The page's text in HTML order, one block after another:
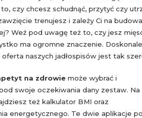
czy chcesz schudnąć, przytyć czy
trenujesz i zależy Ci na
Weź pod uwagę też to, czy jesz
ma ogromne znaczenie.
naszych jadłospisów jest tak
na zdrowie może wybrać i
swoje oczekiwania dany zestaw. Na
też kalkulator BMI oraz
energetycznego. Te dwie aplikacje